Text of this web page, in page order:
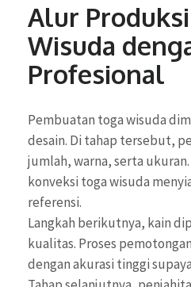
Alur
Wisuda
Profesional
Pembuatan toga wisuda
desain. Di tahap tersebut,
jumlah, warna, serta
konveksi toga wisuda
referensi.
Langkah berikutnya, kain
kualitas. Proses
dengan akurasi tinggi